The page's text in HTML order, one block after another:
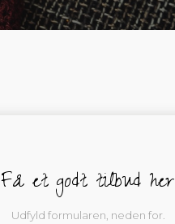
Få et godt tilbud her
Udfyld formularen, neden for.